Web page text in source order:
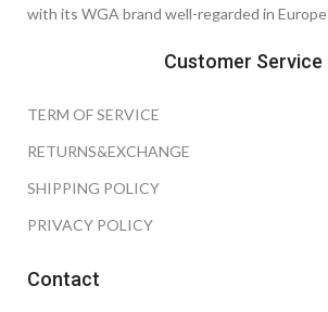
with its WGA brand well-regarded in
Customer Service
TERM OF SERVICE
RETURNS&EXCHANGE
SHIPPING POLICY
PRIVACY POLICY
Contact